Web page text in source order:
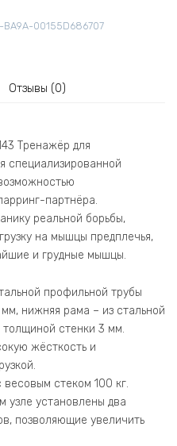
BA9A-00155D686707
Отзывы (0)
Тренажёр для
специализированной
партнёра.
реальной борьбы,
на мышцы предплечья,
и грудные мышцы.
профильной трубы
нижняя рама – из стальной
стенки 3 мм.
жёсткость и
весовым стеком 100 кг.
узле установлены два
позволяющие увеличить